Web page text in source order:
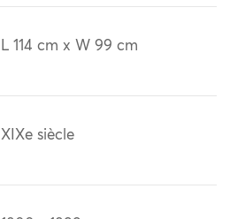
L 114 cm x W 99 cm
XIXe siècle